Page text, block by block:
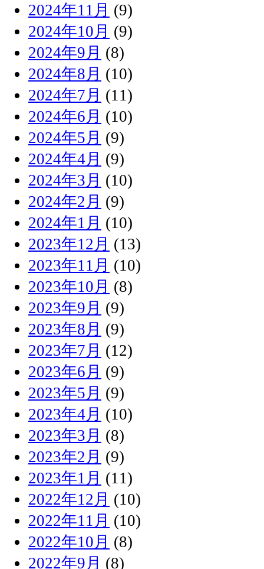
2024年11月 (9)
2024年10月 (9)
2024年9月 (8)
2024年8月 (10)
2024年7月 (11)
2024年6月 (10)
2024年5月 (9)
2024年4月 (9)
2024年3月 (10)
2024年2月 (9)
2024年1月 (10)
2023年12月 (13)
2023年11月 (10)
2023年10月 (8)
2023年9月 (9)
2023年8月 (9)
2023年7月 (12)
2023年6月 (9)
2023年5月 (9)
2023年4月 (10)
2023年3月 (8)
2023年2月 (9)
2023年1月 (11)
2022年12月 (10)
2022年11月 (10)
2022年10月 (8)
2022年9月 (8)